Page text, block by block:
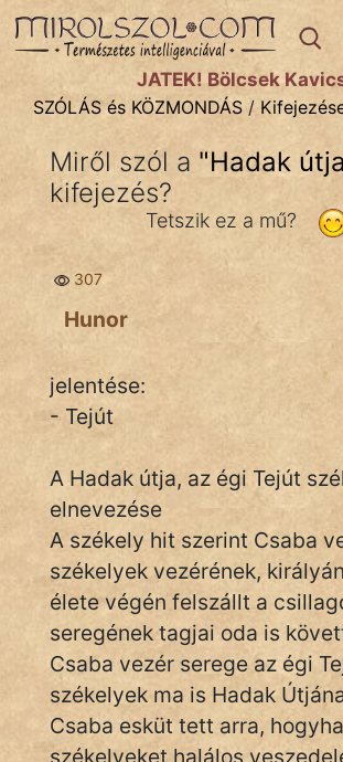
SZÓLÁS ÉS KÖZMONDÁStémák:
Bibliai
Közmondások
Szállóigék
Szóláscsoportok
Szólások
Tréfás
IRODALOM
SZÓLÁS
KÖZMONDÁS
PSZICHO
JÁTÉK! Bölcsek
SZÓLÁS és KÖZMONDÁS /
Miről szól a "Hadak útja
kifejezés?
Tetszik ez a mű?
307
Hunor
jelentése:
- Tejút
A Hadak útja, az égi Tejút
elnevezése
A székely hit szerint Csaba
székelyek vezérének,
élete végén felszállt a
seregének tagjai oda is
Csaba vezér serege az égi
székelyek ma is Hadak
Csaba esküt tett arra,
székelyeket halálos